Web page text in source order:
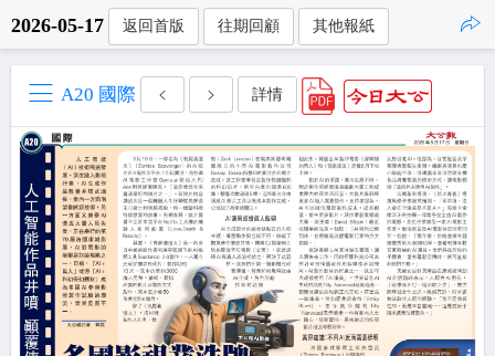
2026-05-17 返回首版 往期回顧 其他報紙
A20 國際 詳情